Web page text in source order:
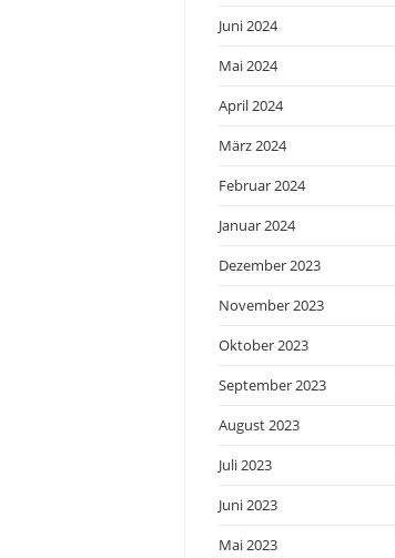
Juni 2024
Mai 2024
April 2024
März 2024
Februar 2024
Januar 2024
Dezember 2023
November 2023
Oktober 2023
September 2023
August 2023
Juli 2023
Juni 2023
Mai 2023